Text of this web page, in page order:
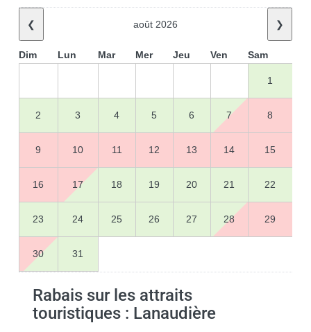
❮ août 2026 ❯
Dim Lun Mar Mer Jeu Ven Sam
1
2 3 4 5 6 7 8
9 10 11 12 13 14 15
16 17 18 19 20 21 22
23 24 25 26 27 28 29
30 31
Rabais sur les attraits
touristiques : Lanaudière